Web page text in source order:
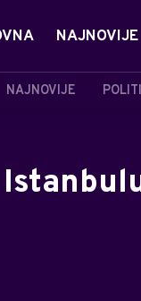
NAJNOVIJE
NAJNOVIJE